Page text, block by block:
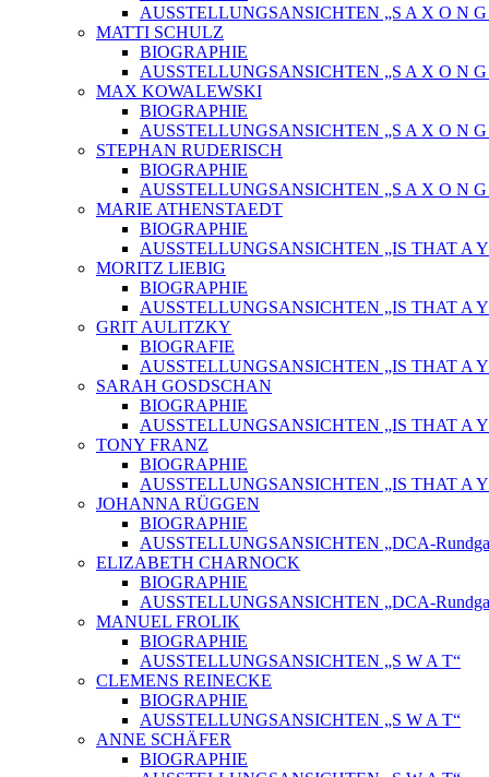
AUSSTELLUNGSANSICHTEN „S A X O N
MATTI SCHULZ
BIOGRAPHIE
AUSSTELLUNGSANSICHTEN „S A X O N
MAX KOWALEWSKI
BIOGRAPHIE
AUSSTELLUNGSANSICHTEN „S A X O N
STEPHAN RUDERISCH
BIOGRAPHIE
AUSSTELLUNGSANSICHTEN „S A X O N
MARIE ATHENSTAEDT
BIOGRAPHIE
AUSSTELLUNGSANSICHTEN „IS THAT A
MORITZ LIEBIG
BIOGRAPHIE
AUSSTELLUNGSANSICHTEN „IS THAT A
GRIT AULITZKY
BIOGRAFIE
AUSSTELLUNGSANSICHTEN „IS THAT A
SARAH GOSDSCHAN
BIOGRAPHIE
AUSSTELLUNGSANSICHTEN „IS THAT A
TONY FRANZ
BIOGRAPHIE
AUSSTELLUNGSANSICHTEN „IS THAT A
JOHANNA RÜGGEN
BIOGRAPHIE
AUSSTELLUNGSANSICHTEN „DCA-
ELIZABETH CHARNOCK
BIOGRAPHIE
AUSSTELLUNGSANSICHTEN „DCA-
MANUEL FROLIK
BIOGRAPHIE
AUSSTELLUNGSANSICHTEN „S W A T“
CLEMENS REINECKE
BIOGRAPHIE
AUSSTELLUNGSANSICHTEN „S W A T“
ANNE SCHÄFER
BIOGRAPHIE